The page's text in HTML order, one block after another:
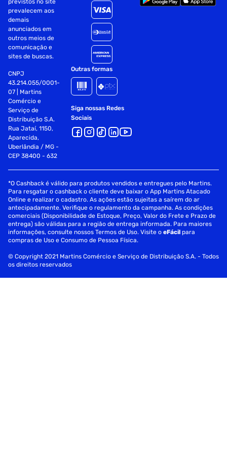
Capacidade da bateria: 2200 mAh, 7,4 V
Duração da bateria: 14 h
Tempo de carregamento: 3 h
Acessórios inclusos:
Caixa de som
Guia rápido
Cabo de energia
Dimensões do produto:
L x A x P) 30,9 x 46,05 x 32,2 cm
Dimensões da embalagem
(L x A x P) 39 x 52,2 x 37 cm
Pesos:
Peso bruto Embalagem: 8,7 kg
previstos no site
prevalecem aos
demais
anunciados em
outros meios de
comunicação e
sites de buscas.
CNPJ
43.214.055/0001-
07 | Martins
Comércio e
Serviço de
Distribuição S.A.
Rua Jataí, 1150,
Aparecida,
Uberlândia / MG -
CEP 38400 - 632
Outras formas
Siga nossas Redes
Sociais
*O Cashback é válido para produtos vendidos e entregues pelo Martins.
Para resgatar o cashback o cliente deve baixar o App Martins Atacado
Online e realizar o cadastro. As ações estão sujeitas a saírem do ar
antecipadamente. Verifique o regulamento da campanha. As condições
comerciais (Disponibilidade de Estoque, Preço, Valor do Frete e Prazo de
entrega) são válidas para a região de entrega informada. Para maiores
informações, consulte nossos Termos de Uso. Visite oeFácil para
compras de Uso e Consumo de Pessoa Física.
© Copyright 2021 Martins Comércio e Serviço de Distribuição S.A. - Todos
os direitos reservados